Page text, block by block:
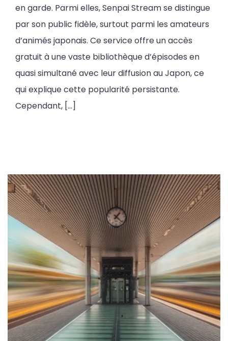
en garde. Parmi elles, Senpai Stream se distingue
par son public fidèle, surtout parmi les amateurs
d’animés japonais. Ce service offre un accès
gratuit à une vaste bibliothèque d’épisodes en
quasi simultané avec leur diffusion au Japon, ce
qui explique cette popularité persistante.
Cependant, […]